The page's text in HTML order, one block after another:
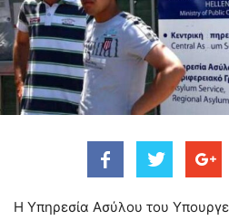
Η Υπηρεσία Ασύλου του